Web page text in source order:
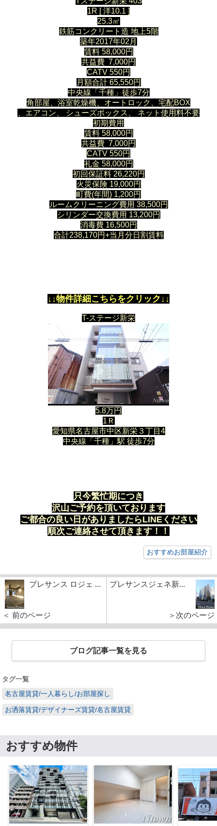
1R [ 洋10.1 ]
25.3㎡
鉄筋コンクリート造 地上5階
築年2017年02月
賃料 58,000円
共益費 7,000円
CATV 550円
月額合計 65,550円
中央線「千種」徒歩7分
角部屋、浴室乾燥機、オートロック、宅配BOX
、エアコン、 シューズボックス、 ネット使用料不要
初期費用
賃料 58,000円
共益費 7,000円
CATV 550円
礼金 58,000円
初回保証料 26,220円
火災保険 19,000円
町費(年間) 1,200円
ルームクリーニング費用 38,500円
シリンダー交換費用 13,200円
消毒費 16,500円
合計238,170円+当月分日割賃料
↓↓物件詳細こちらをクリック↓↓
T-ステージ新栄
5.8万円
1Ｒ
愛知県名古屋市中区新栄３丁目4
中央線「千種」駅 徒歩7分
只今繁忙期につき
沢山ご予約を頂いております
ご都合の良い日がありましたらLINEください
順次ご連絡させて頂きます！！
おすすめお部屋紹介
プレサンス ロジェ ...
＜ 前のページ
プレサンスジェネ新...
＞次のページ
ブログ記事一覧を見る
タグ一覧
名古屋賃貸/一人暮らし/お部屋探し
お洒落賃貸/デザイナーズ賃貸/名古屋賃貸
おすすめ物件